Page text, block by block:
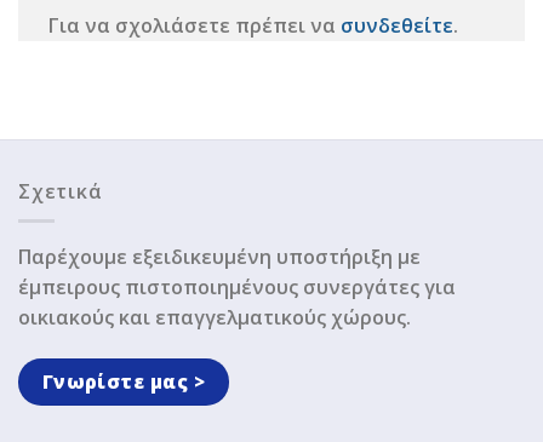
Για να σχολιάσετε πρέπει να συνδεθείτε.
Σχετικά
Παρέχουμε εξειδικευμένη υποστήριξη με
έμπειρους πιστοποιημένους συνεργάτες για
οικιακούς και επαγγελματικούς χώρους.
Γνωρίστε μας >